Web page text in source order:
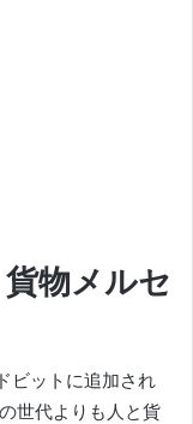
物メルセ
ビットに追加され
の世代よりも人と貨